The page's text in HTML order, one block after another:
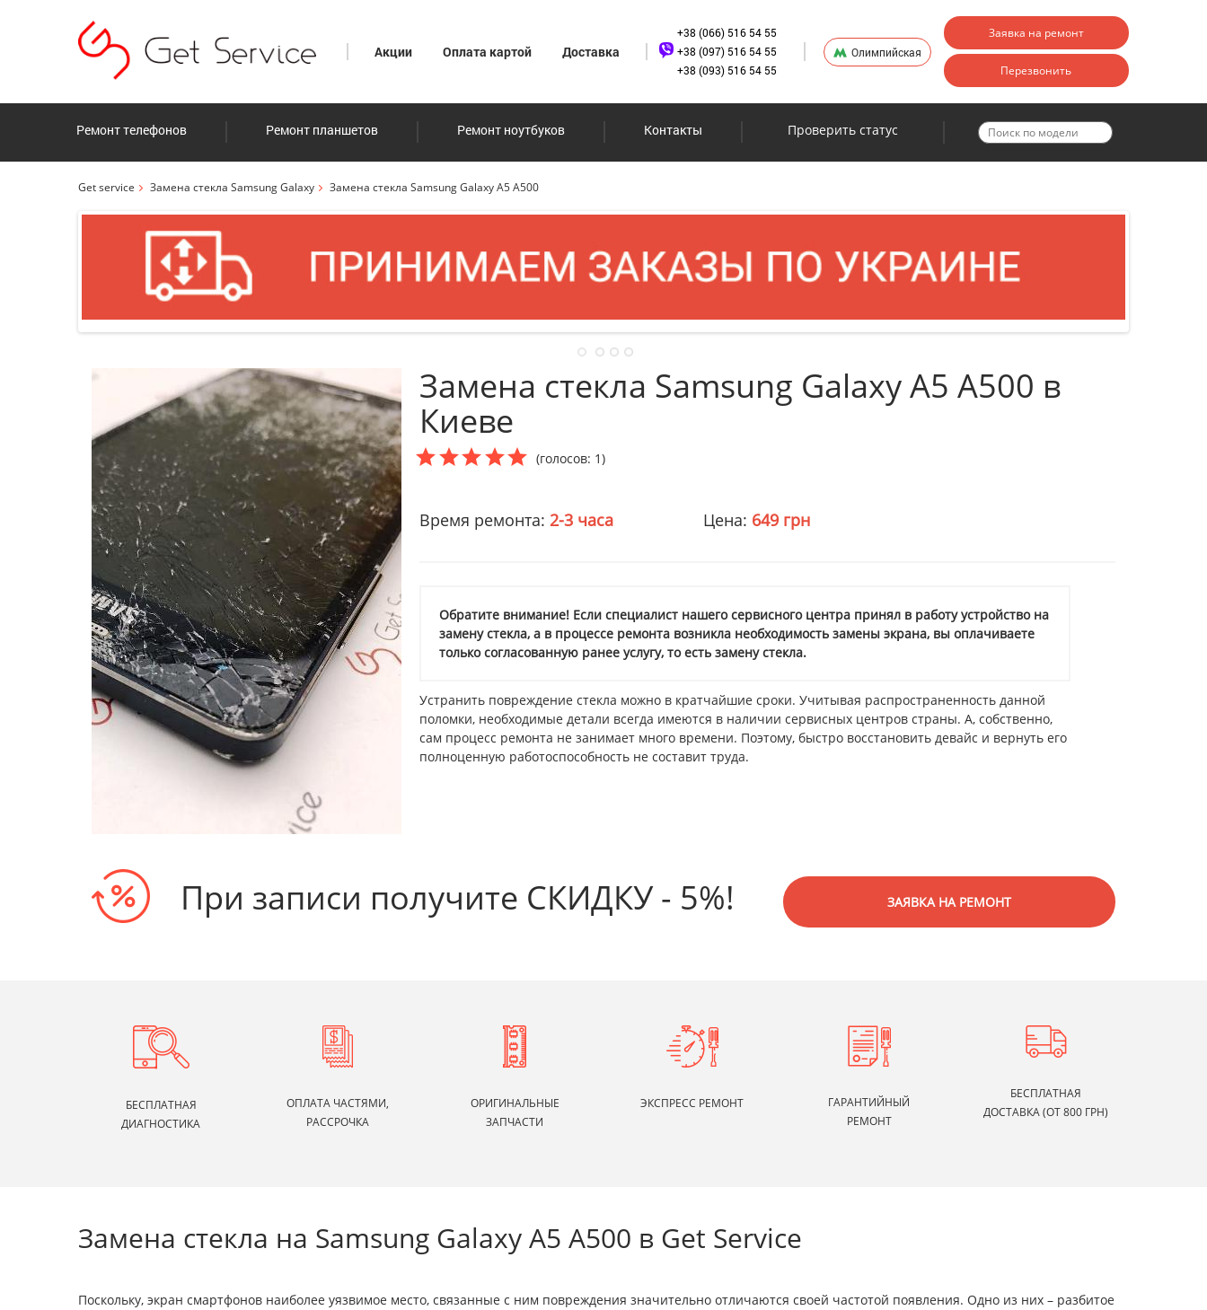
Акции Оплата картой Доставка
+38 (066) 516 54 55
+38 (097) 516 54 55
+38 (093) 516 54 55
Олимпийская
Заявка на ремонт
Перезвонить
Ремонт телефонов Ремонт планшетов Ремонт ноутбуков Контакты Проверить статус
Get service Замена стекла Samsung Galaxy Замена стекла Samsung Galaxy A5 A500
Замена стекла Samsung Galaxy A5 A500 в
Киеве
(голосов: 1)
Время ремонта: 2-3 часа Цена: 649 грн
Обратите внимание! Если специалист нашего сервисного центра принял в работу устройство на
замену стекла, а в процессе ремонта возникла необходимость замены экрана, вы оплачиваете
только согласованную ранее услугу, то есть замену стекла.
Устранить повреждение стекла можно в кратчайшие сроки. Учитывая распространенность данной
поломки, необходимые детали всегда имеются в наличии сервисных центров страны. А, собственно,
сам процесс ремонта не занимает много времени. Поэтому, быстро восстановить девайс и вернуть его
полноценную работоспособность не составит труда.
При записи получите СКИДКУ - 5%! ЗАЯВКА НА РЕМОНТ
БЕСПЛАТНАЯ
ДИАГНОСТИКА
ОПЛАТА ЧАСТЯМИ,
РАССРОЧКА
ОРИГИНАЛЬНЫЕ
ЗАПЧАСТИ
ЭКСПРЕСС РЕМОНТ
ГАРАНТИЙНЫЙ
РЕМОНТ
БЕСПЛАТНАЯ
ДОСТАВКА (ОТ 800 ГРН)
Замена стекла на Samsung Galaxy A5 A500 в Get Service
Поскольку, экран смартфонов наиболее уязвимое место, связанные с ним повреждения значительно отличаются своей частотой появления. Одно из них – разбитое